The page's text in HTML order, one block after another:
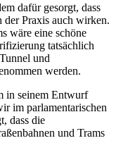
dafür gesorgt, dass
Praxis auch wirken.
wäre eine schöne
tatsächlich
und
werden.
in seinem Entwurf
im parlamentarischen
dass die
und Trams